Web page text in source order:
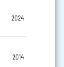
2024
2014